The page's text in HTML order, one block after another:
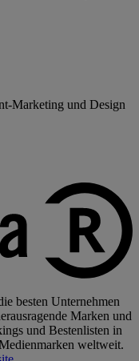
Marketing und Design
besten Unternehmen
Marken und
und Bestenlisten in
weltweit.